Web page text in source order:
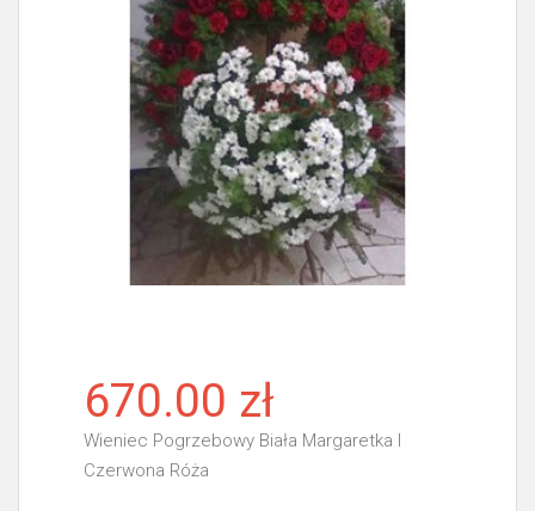
670.00 zł
Wieniec Pogrzebowy Biała Margaretka I
Czerwona Róża